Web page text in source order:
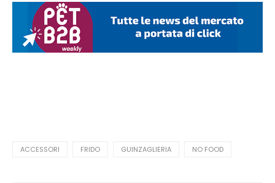
ACCESSORI FRIDO GUINZAGLIERIA NO FOOD